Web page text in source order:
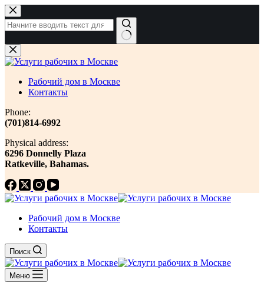
Перейти
к
сути
Ничего
не
найдено
Рабочий дом в Москве
Контакты
Phone:
(701)814-6992
Physical address:
​6296 Donnelly Plaza
Ratkeville, ​Bahamas.
Рабочий дом в Москве
Контакты
Поиск
Меню